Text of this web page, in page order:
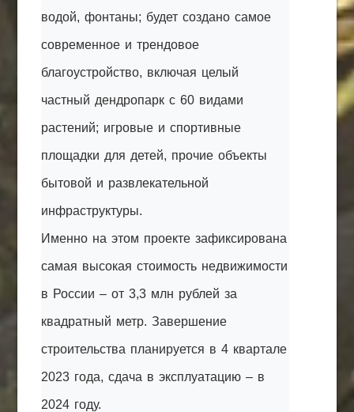
водой, фонтаны; будет создано самое
современное и трендовое
благоустройство, включая целый
частный дендропарк с 60 видами
растений; игровые и спортивные
площадки для детей, прочие объекты
бытовой и развлекательной
инфраструктуры.
Именно на этом проекте зафиксирована
самая высокая стоимость недвижимости
в России – от 3,3 млн рублей за
квадратный метр. Завершение
строительства планируется в 4 квартале
2023 года, сдача в эксплуатацию – в
2024 году.